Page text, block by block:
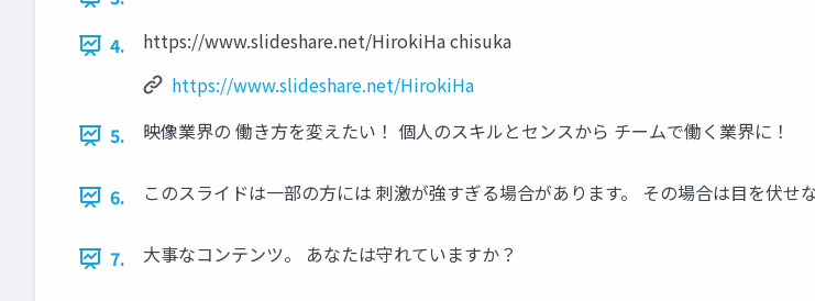
4.
https://www.slideshare.net/HirokiHa chisuka
https://www.slideshare.net/HirokiHa
5.
映像業界の 働き方を変えたい！ 個人のスキルとセンスから チームで働く業界に！
6. このスライドは一部の方には 刺激が強すぎる場合があります。 その場合は目を伏せ
7. 大事なコンテンツ。 あなたは守れていますか？